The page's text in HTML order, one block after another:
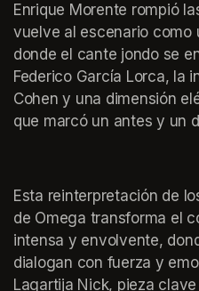
Enrique Morente rompió
vuelve al escenario como
donde el cante jondo se
Federico García Lorca, la
Cohen y una dimensión
que marcó un antes y un
Esta reinterpretación de
de Omega transforma el
intensa y envolvente,
dialogan con fuerza y
Lagartija Nick, pieza